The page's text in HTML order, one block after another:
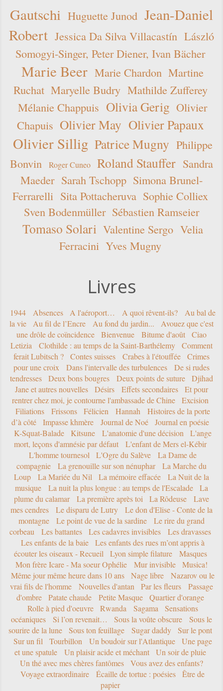
Gautschi Huguette Junod Jean-Daniel
Robert Jessica Da Silva Villacastín László
Somogyi-Singer, Peter Diener, Ivan Bächer
Marie Beer Marie Chardon Martine
Ruchat Maryelle Budry Mathilde Zufferey
Mélanie Chappuis Olivia Gerig Olivier
Chapuis Olivier May Olivier Papaux
Olivier Sillig Patrice Mugny Philippe
Bonvin
Roger Cuneo Roland Stauffer Sandra
Maeder Sarah Tschopp Simona Brunel-
Ferrarelli Sita Pottacheruva Sophie Colliex
Sven Bodenmüller Sébastien Ramseier
Tomaso Solari Valentine Sergo Velia
Ferracini Yves Mugny
Livres
1944 Absences A l'aéroport… A quoi rêvent-ils?
Au bal de
la vie
Au fil de l’Encre Au fond du jardin...
Avouez que c'est
une drôle de coïncidence
Bienvenue Bitume d'août
Ciao
Letizia
Clothilde : au temps de la Saint-Barthélemy
Comment
ferait Lubitsch ?
Contes suisses Crabes à l'étouffée
Crimes
pour une croix
Dans l'intervalle des turbulences
De si rudes
tendresses
Deux bons bougres Deux points de suture
Djihad
Jane et autres nouvelles
Désirs Effets secondaires
Et pour
rentrer chez moi, je contourne l'ambassade de Chine
Excision
Filiations
Frissons Félicien Hannah
Histoires de la porte
d’à côté
Impasse khmère Journal de Noé
Journal en poésie
K-Squat-Balade
Kitsune L'anatomie d'une décision
L'ange
mort, leçons d'amnésie par défaut
L'enfant de Mers el-Kébir
L'homme tournesol
L'Ogre du Salève
La Dame de
compagnie
La grenouille sur son nénuphar
La Marche du
Loup
La Mariée du Nil La mémoire effacée
La Nuit de la
musique
La nuit la plus longue : au temps de l'Escalade
La
plume du calamar
La première après toi La Rôdeuse
Lave
mes cendres
Le disparu de Lutry
Le don d'Elise - Conte de la
montagne
Le point de vue de la sardine
Le rire du grand
corbeau
Les battantes Les cadavres invisibles
Les dravasses
Les enfants de la baie
Les enfants des rues m’ont appris à
écouter les oiseaux - Recueil
Lyon simple filature
Masques
Mon frère Icare - Ma soeur Ophélie
Mur invisible
Musica!
Même jour même heure dans 10 ans
Nage libre
Nazarov ou le
vrai fils de l'homme
Nouvelles d'antan Par les fleurs
Passage
d'ombre
Patate chaude Petite Masque
Quartier d'orange
Rolle à pied d'oeuvre
Rwanda Sagama
Sensations
océaniques
Si l’on revenait… Sous la voûte obscure
Sous le
sourire de la lune
Sous ton feuillage Sugar daddy
Sur le pont
Sur un fil
Tourbillon Un boudoir sur l'Atlantique
Une page
et une spatule
Un plaisir acide et méchant
Un soir de pluie
Un thé avec mes chères fantômes
Vous avez des enfants?
Voyage extraordinaire
Écaille de tortue : poésies
Être de
papier